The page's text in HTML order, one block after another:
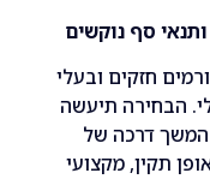
ובעלי
של